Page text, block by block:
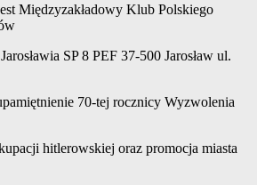
Międzyzakładowy Klub Polskiego
SP 8 PEF 37-500 Jarosław ul.
70-tej rocznicy Wyzwolenia
hitlerowskiej oraz promocja miasta